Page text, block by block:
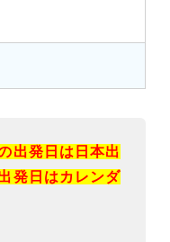
出発日は日本出
発日はカレンダ